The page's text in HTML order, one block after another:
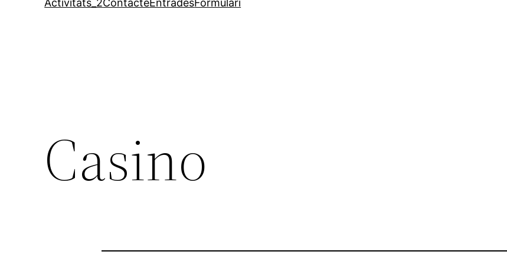
Activitats_2ContacteEntradesFormulari
Casino